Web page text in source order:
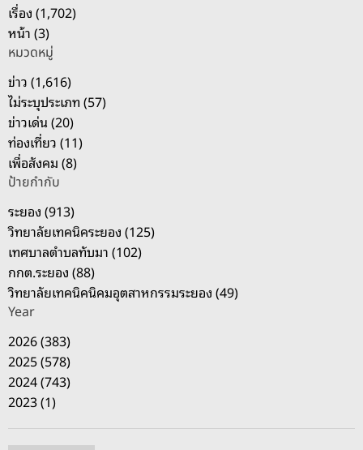
สำ
ห
รั
บ
:
เรื่อง (1,702)
หน้า (3)
หมวดหมู่
ข่าว (1,616)
ไม่ระบุประเภท (57)
ข่าวเด่น (20)
ท่องเที่ยว (11)
เพื่อสังคม (8)
ป้ายกำกับ
ระยอง (913)
วิทยาลัยเทคนิคระยอง (125)
เทศบาลตำบลทับมา (102)
กกต.ระยอง (88)
วิทยาลัยเทคนิคนิคมอุตสาหกรรมระยอง (49)
Year
2026 (383)
2025 (578)
2024 (743)
2023 (1)